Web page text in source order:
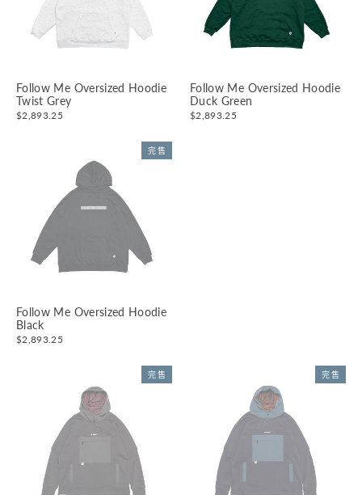
Follow Me Oversized Hoodie
Twist Grey
$2,893.25
Follow Me Oversized Hoodie
Duck Green
$2,893.25
完售
Follow Me Oversized Hoodie
Black
$2,893.25
完售 完售